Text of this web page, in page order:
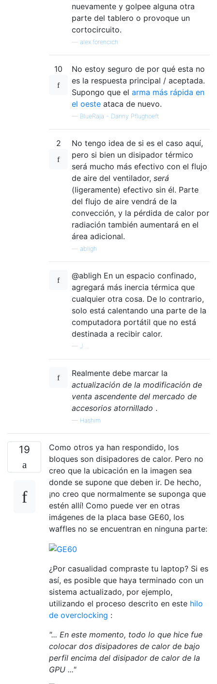
nuevamente y golpee alguna otra
parte del tablero o provoque un
cortocircuito.
alex.forencich
10
No estoy seguro de por qué esta no
es la respuesta principal / aceptada.
Supongo que el arma más rápida en
el oeste ataca de nuevo.
— BlueRaja - Danny Pflughoeft
2
No tengo idea de si es el caso aquí,
pero si bien un disipador térmico
será mucho más efectivo con el flujo
de aire del ventilador, será
(ligeramente) efectivo sin él. Parte
del flujo de aire vendrá de la
convección, y la pérdida de calor por
radiación también aumentará en el
área adicional.
abligh
@abligh En un espacio confinado,
agregará más inercia térmica que
cualquier otra cosa. De lo contrario,
solo está calentando una parte de la
computadora portátil que no está
destinada a recibir calor.
— J ...
Realmente debe marcar la
actualización de la modificación de
venta ascendente del mercado de
accesorios atornillado .
— Hashim
19
Como otros ya han respondido, los
bloques son disipadores de calor. Pero no
creo que la ubicación en la imagen sea
donde se supone que deben ir. De hecho,
¡no creo que normalmente se suponga que
estén allí! Como puede ver en otras
imágenes de la placa base GE60, los
waffles no se encuentran en ninguna parte:
¿Por casualidad compraste tu laptop? Si es
así, es posible que haya terminado con un
sistema actualizado, por ejemplo,
utilizando el proceso descrito en este hilo
de overclocking :
"... En este momento, todo lo que hice fue
colocar dos disipadores de calor de bajo
perfil encima del disipador de calor de la
GPU ..."